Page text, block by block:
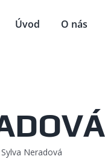
Úvod O nás
Sylva Neradová